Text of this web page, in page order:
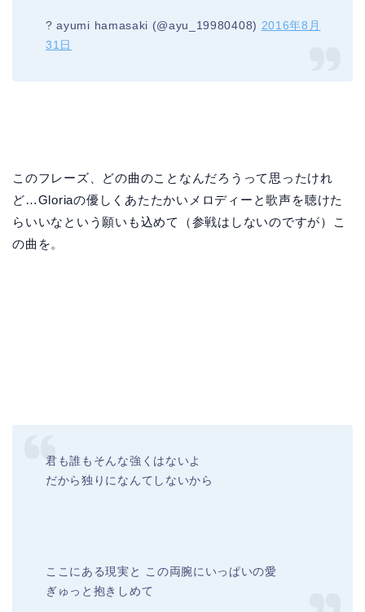
? ayumi hamasaki (@ayu_19980408) 2016年8月
31日
このフレーズ、どの曲のことなんだろうって思ったけれ
ど…Gloriaの優しくあたたかいメロディーと歌声を聴けた
らいいなという願いも込めて（参戦はしないのですが）こ
の曲を。
君も誰もそんな強くはないよ
だから独りになんてしないから
ここにある現実と この両腕にいっぱいの愛
ぎゅっと抱きしめて